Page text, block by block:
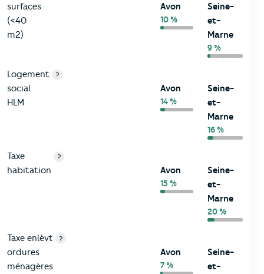
surfaces
(<40
m2)
Avon
10 %
Seine-
et-
Marne
9 %
Logement
social
HLM
?
Avon
14 %
Seine-
et-
Marne
16 %
Taxe
habitation
?
Avon
15 %
Seine-
et-
Marne
20 %
Taxe enlèvt
ordures
ménagères
?
Avon
7 %
Seine-
et-